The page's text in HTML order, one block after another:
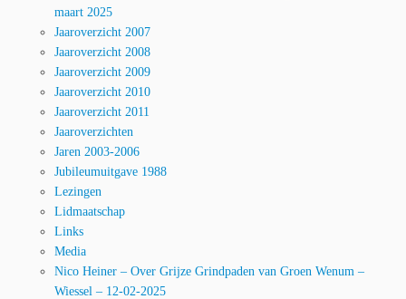
maart 2025
Jaaroverzicht 2007
Jaaroverzicht 2008
Jaaroverzicht 2009
Jaaroverzicht 2010
Jaaroverzicht 2011
Jaaroverzichten
Jaren 2003-2006
Jubileumuitgave 1988
Lezingen
Lidmaatschap
Links
Media
Nico Heiner – Over Grijze Grindpaden van Groen Wenum –
Wiessel – 12-02-2025